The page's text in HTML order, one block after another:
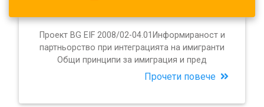
Проект BG EIF 2008/02-04.01Информираност и
партньорство при интеграцията на имигранти
Общи принципи за имиграция и пред
Прочети повече